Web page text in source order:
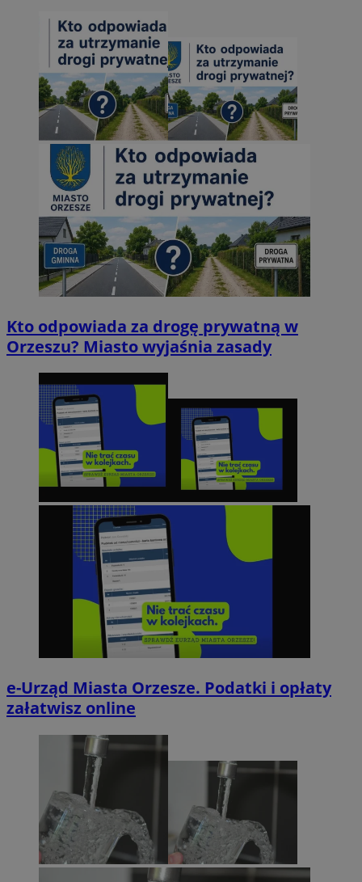
Kto odpowiada za drogę prywatną w
Orzeszu? Miasto wyjaśnia zasady
e-Urząd Miasta Orzesze. Podatki i opłaty
załatwisz online